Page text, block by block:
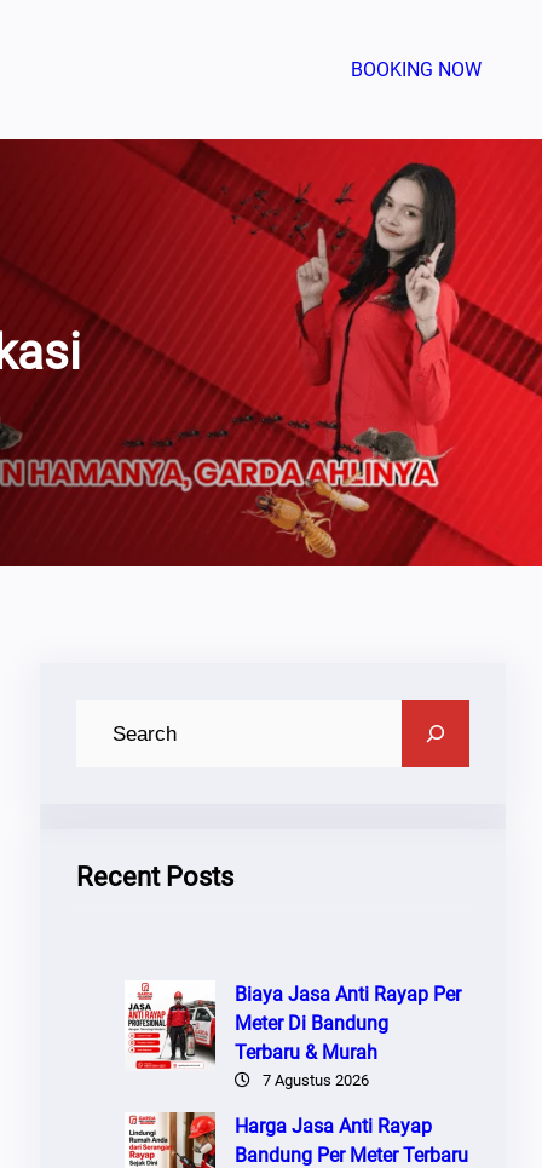
BOOKING NOW
Recent Posts
Biaya Jasa Anti Rayap Per
Meter Di Bandung
Terbaru & Murah
7 Agustus 2026
Harga Jasa Anti Rayap
Bandung Per Meter Terbaru